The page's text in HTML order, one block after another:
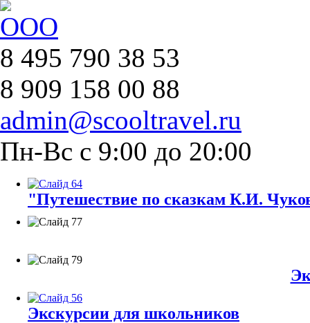
8 495 790 38 53
8 909 158 00 88
admin@scooltravel.ru
Пн-Вс с 9:00 до 20:00
"Путешествие по сказкам К.И.
Экскурсии для школьников